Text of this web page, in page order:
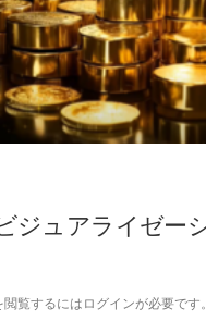
ジュアライゼー
閲覧するにはログインが必要で